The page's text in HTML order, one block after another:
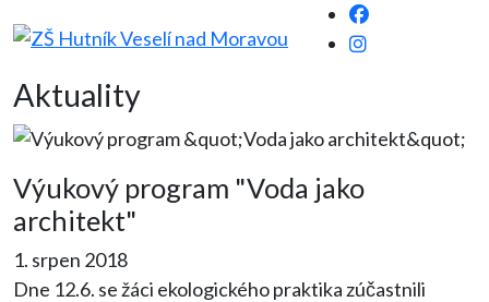
Aktuality
Výukový program "Voda jako
architekt"
1. srpen 2018
Dne 12.6. se žáci ekologického praktika zúčastnili